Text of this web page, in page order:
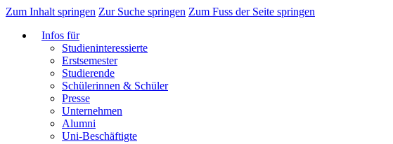
Zum Inhalt springen Zur Suche springen Zum Fuss der Seite springen
Infos für
Studieninteressierte
Erstsemester
Studierende
Schülerinnen & Schüler
Presse
Unternehmen
Alumni
Uni-Beschäftigte